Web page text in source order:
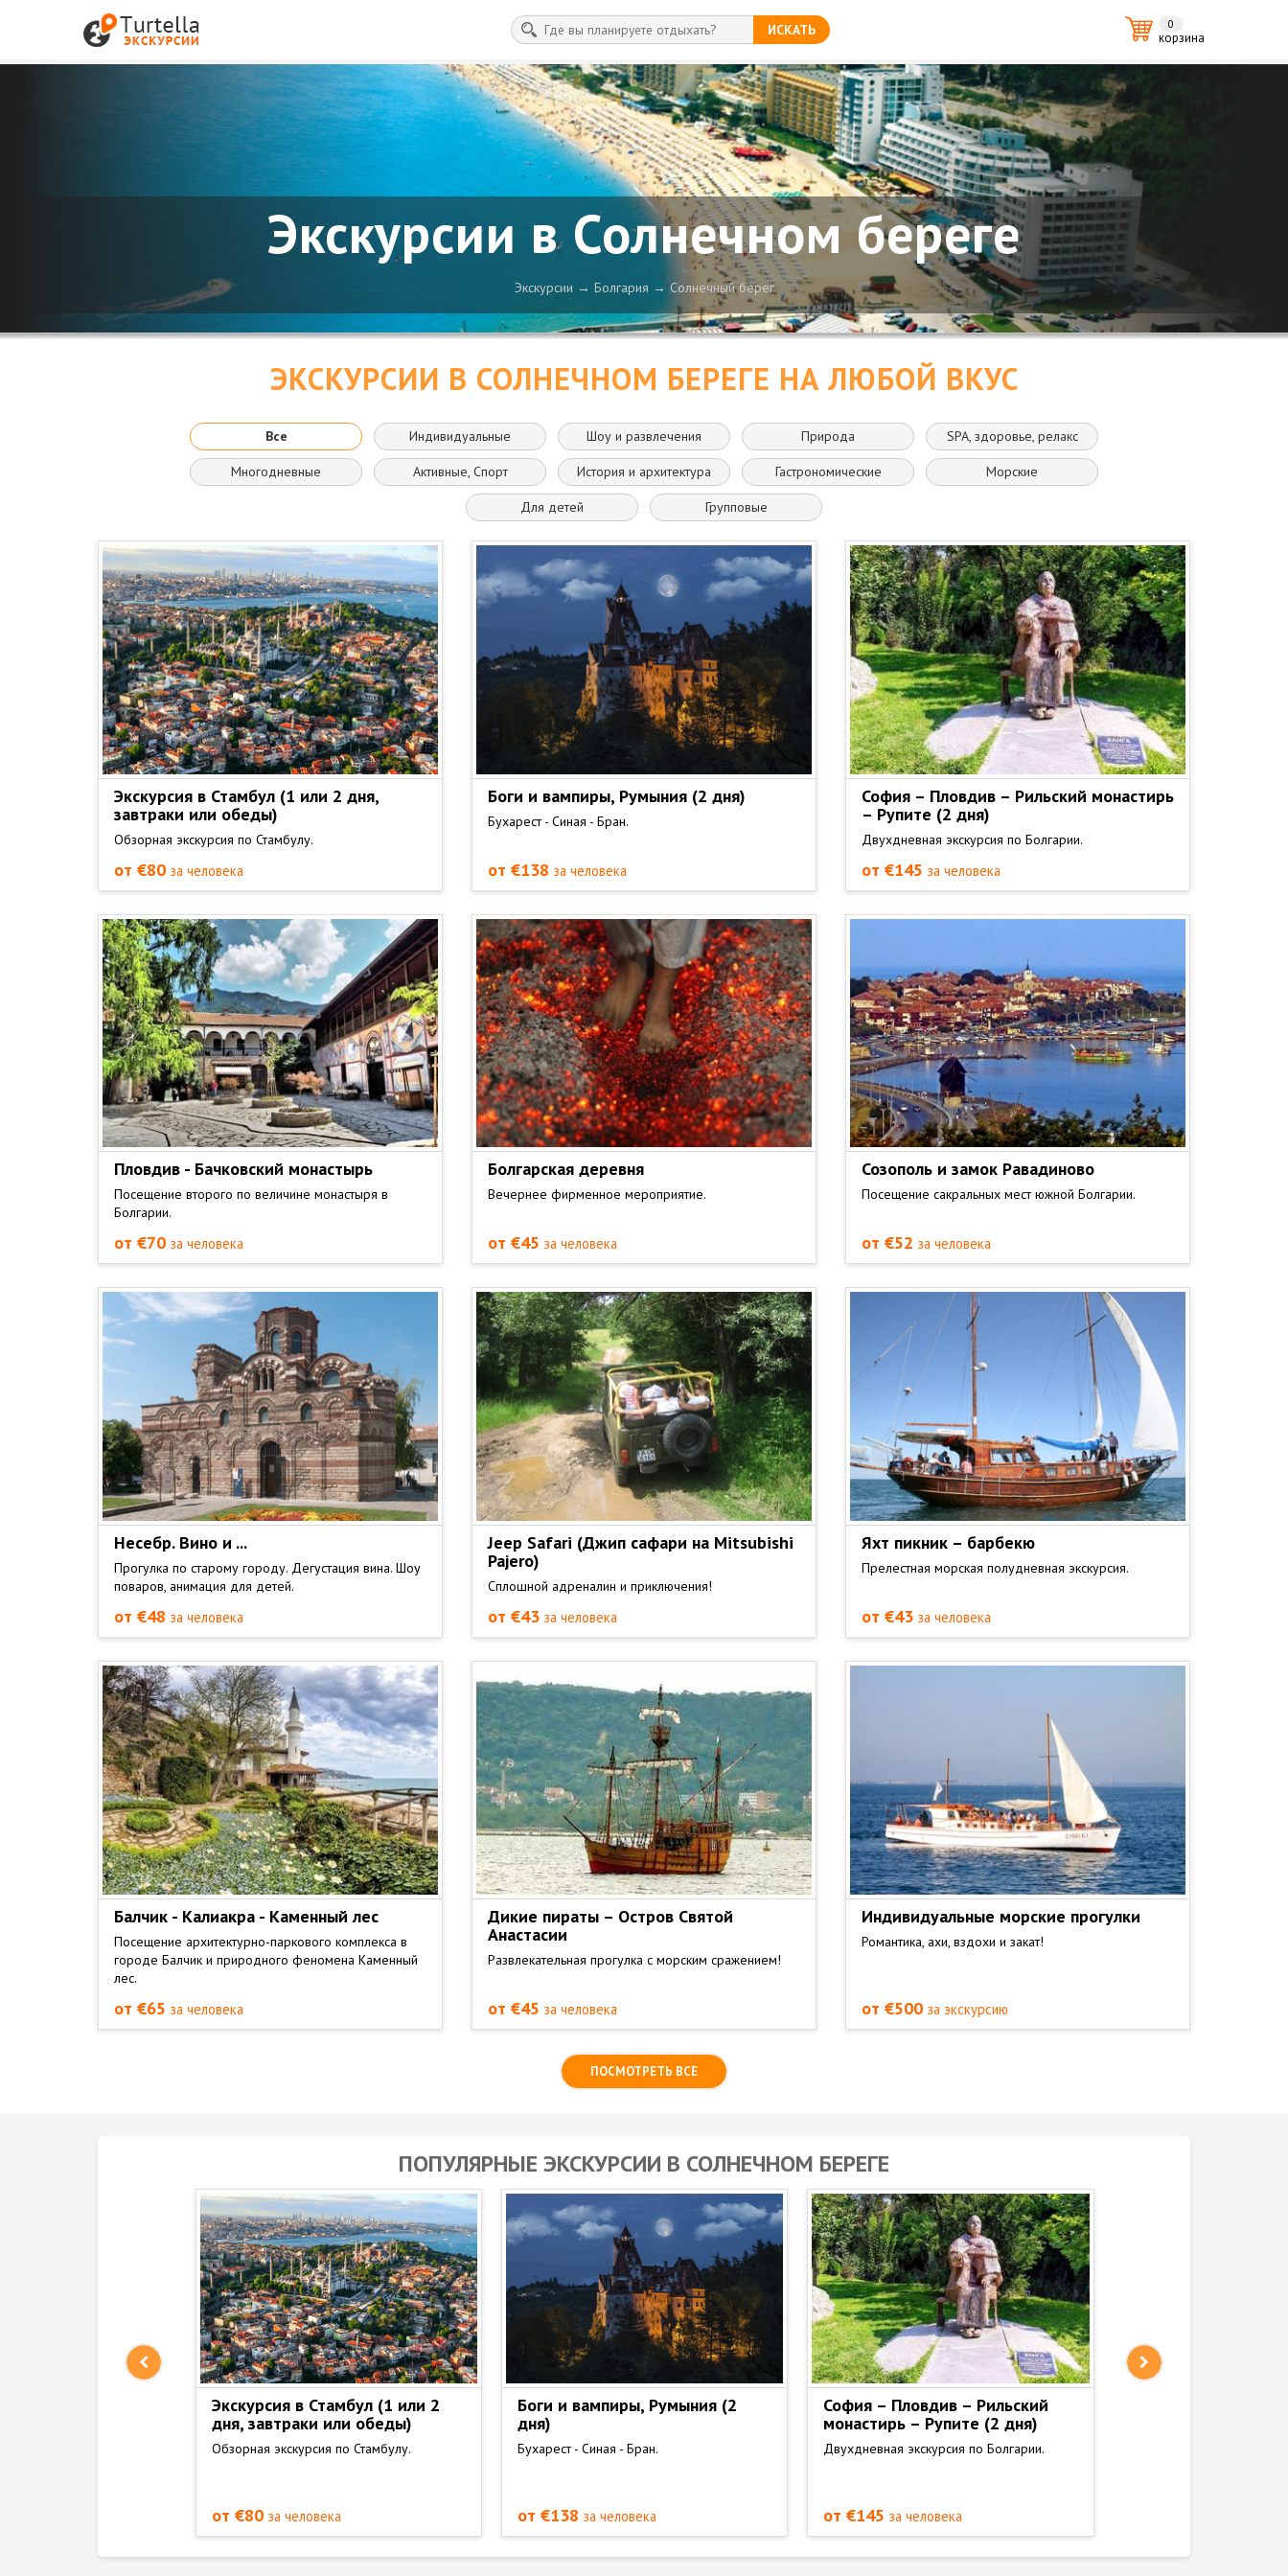
ИСКАТЬ 0
корзина
Экскурсии в Солнечном береге
Экскурсии Болгария Солнечный берег
ЭКСКУРСИИ В СОЛНЕЧНОМ БЕРЕГЕ НА ЛЮБОЙ ВКУС
Все Индивидуальные Шоу и развлечения Природа SPA, здоровье, релакс
Многодневные Активные, Спорт История и архитектура Гастрономические Морские
Для детей Групповые
Экскурсия в Стамбул (1 или 2 дня,
завтраки или обеды)
Обзoрная экскурсия по Стамбулу.
от €80 за человека
Боги и вампиры, Румыния (2 дня)
Бухарест - Синая - Бран.
от €138 за человека
София – Пловдив – Рильский монастирь
– Рупите (2 дня)
Двухдневная экскурсия по Болгарии.
от €145 за человека
Пловдив - Бачковский монастырь
Посещение второго по величине монастыря в
Болгарии.
от €70 за человека
Болгарская деревня
Вечернее фирменное мероприятие.
от €45 за человека
Созополь и замок Равадиново
Посещение сакральных мест южной Болгарии.
от €52 за человека
Несебр. Вино и ...
Прогулка по старому городу. Дегустация вина. Шоу
поваров, анимация для детей.
от €48 за человека
Jeep Safari (Джип сафари на Mitsubishi
Pajero)
Сплошной адреналин и приключения!
от €43 за человека
Яхт пикник – барбекю
Прелестная морская полудневная экскурсия.
от €43 за человека
Балчик - Калиакра - Каменный лес
Посещение архитектурно-паркового комплекса в
городе Балчик и природного феномена Каменный
лес.
от €65 за человека
Дикие пираты – Остров Святой
Анастасии
Развлекательная прогулка с морским сражением!
от €45 за человека
Индивидуальные морские прогулки
Романтика, ахи, вздохи и закат!
от €500 за экскурсию
ПОСМОТРЕТЬ ВСЕ
ПОПУЛЯРНЫЕ ЭКСКУРСИИ В СОЛНЕЧНОМ БЕРЕГЕ
Экскурсия в Стамбул (1 или 2
дня, завтраки или обеды)
Обзoрная экскурсия по Стамбулу.
от €80 за человека
Боги и вампиры, Румыния (2
дня)
Бухарест - Синая - Бран.
от €138за человека
София – Пловдив – Рильский
монастирь – Рупите (2 дня)
Двухдневная экскурсия по Болгарии.
от €145за человека